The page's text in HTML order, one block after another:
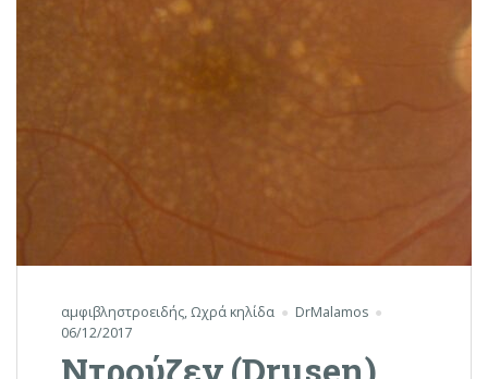
αμφιβληστροειδής,Ωχρά κηλίδα
DrMalamos
06/12/2017
Ντρούζεν (Drusen)